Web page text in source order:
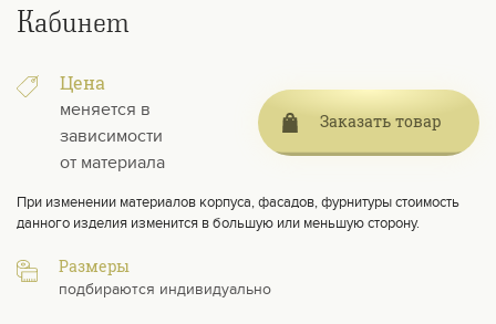
Кабинет
Цена
меняется в
зависимости
от материала
Заказать товар
При изменении материалов корпуса, фасадов, фурнитуры стоимость
данного изделия изменится в большую или меньшую сторону.
Размеры
подбираются индивидуально